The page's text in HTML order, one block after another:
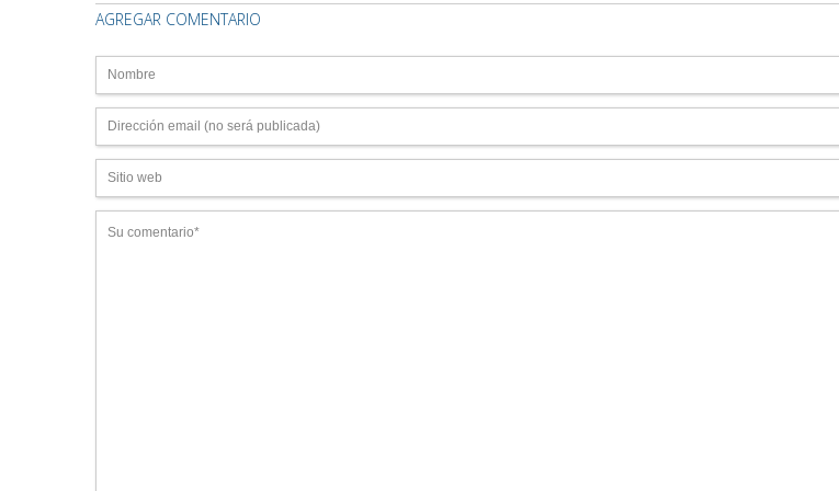
AGREGAR COMENTARIO